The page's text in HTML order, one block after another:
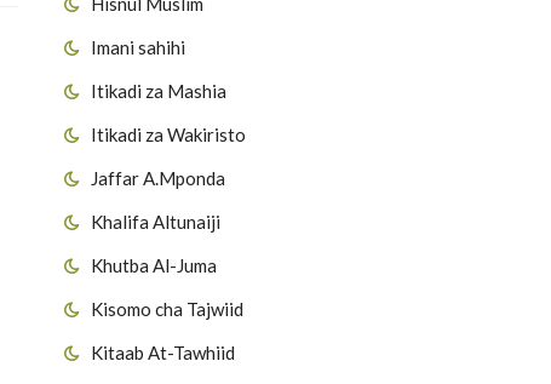
Imani sahihi
Itikadi za Mashia
Itikadi za Wakiristo
Jaffar A.Mponda
Khalifa Altunaiji
Khutba Al-Juma
Kisomo cha Tajwiid
Kitaab At-Tawhiid